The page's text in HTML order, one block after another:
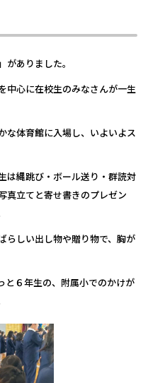
ありました。
中心に在校生のみなさんが一生
な体育館に入場し、いよいよス
は縄跳び・ボール送り・群読対
真立てと寄せ書きのプレゼン
らしい出し物や贈り物で、胸が
と６年生の、附属小でのかけが